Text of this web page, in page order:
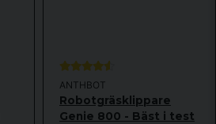
ANTHBOT
Robotgräsklippare
Genie 800 - Bäst i test